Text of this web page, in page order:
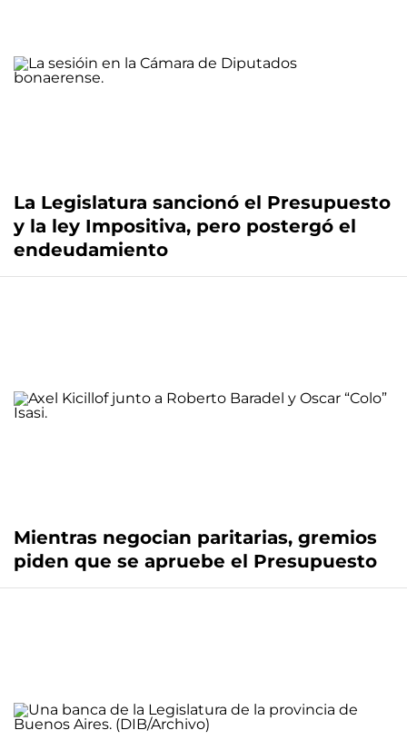
La Legislatura sancionó el Presupuesto
y la ley Impositiva, pero postergó el
endeudamiento
Mientras negocian paritarias, gremios
piden que se apruebe el Presupuesto